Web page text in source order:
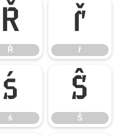
Ř
Ř
ř
ř
ś
ś
Ŝ
Ŝ